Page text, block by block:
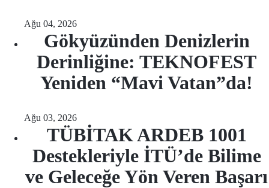
Ağu 04, 2026
Gökyüzünden Denizlerin
Derinliğine: TEKNOFEST
Yeniden “Mavi Vatan”da!
Ağu 03, 2026
TÜBİTAK ARDEB 1001
Destekleriyle İTÜ’de Bilime
ve Geleceğe Yön Veren Başarı